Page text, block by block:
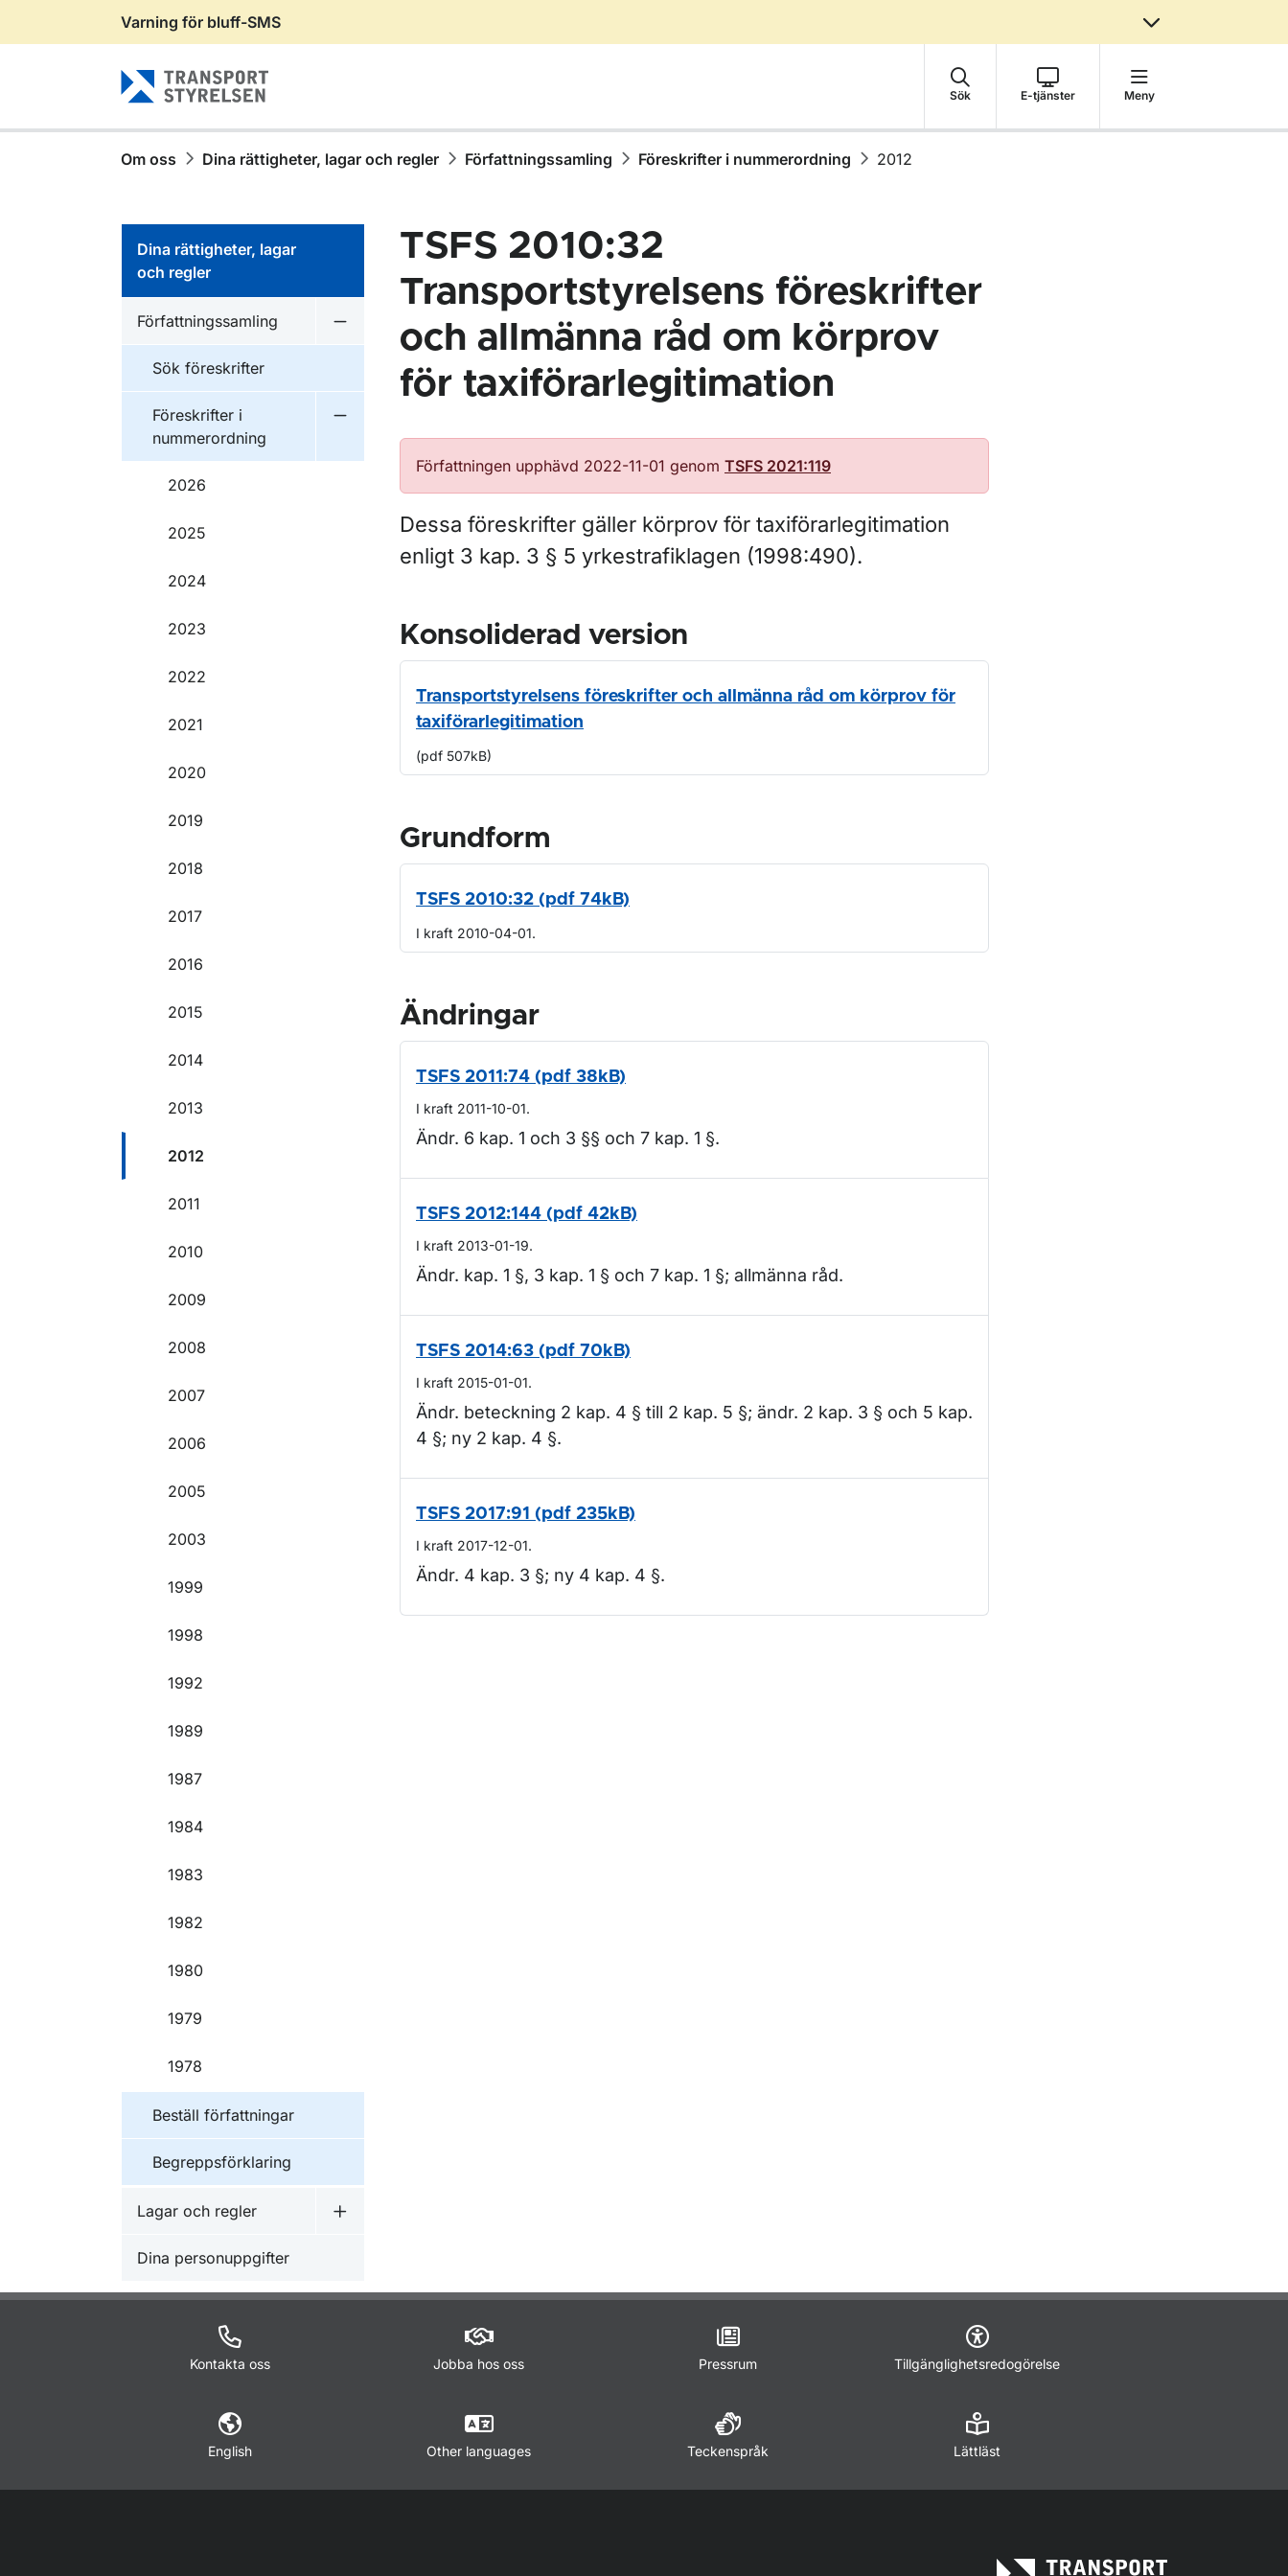
Gå till sidans innehåll
Varning för bluff-SMS
Sök E-tjänster Meny
Om oss Dina rättigheter, lagar och regler Författningssamling Föreskrifter i nummerordning 2012
Dina rättigheter, lagar
och regler
Författningssamling
Undermeny för Författningssamling
Sök föreskrifter
Föreskrifter i
nummerordning
2026
2025
2024
2023
2022
2021
2020
2019
2018
2017
2016
2015
2014
2013
2012
2011
2010
2009
2008
2007
2006
2005
2003
1999
1998
1992
1989
1987
1984
1983
1982
1980
1979
1978
Beställ författningar
Begreppsförklaring
Lagar och regler
Undermeny för Lagar och regler
Dina personuppgifter
TSFS 2010:32
Transportstyrelsens föreskrifter
och allmänna råd om körprov
för taxiförarlegitimation
Författningen upphävd 2022-11-01 genom TSFS 2021:119
Dessa föreskrifter gäller körprov för taxiförarlegitimation
enligt 3 kap. 3 § 5 yrkestrafiklagen (1998:490).
Konsoliderad version
Transportstyrelsens föreskrifter och allmänna råd om körprov för
taxiförarlegitimation
(pdf 507kB)
Grundform
TSFS 2010:32 (pdf 74kB)
I kraft 2010-04-01.
Ändringar
TSFS 2011:74 (pdf 38kB)
I kraft 2011-10-01.
Ändr. 6 kap. 1 och 3 §§ och 7 kap. 1 §.
TSFS 2012:144 (pdf 42kB)
I kraft 2013-01-19.
Ändr. kap. 1 §, 3 kap. 1 § och 7 kap. 1 §; allmänna råd.
TSFS 2014:63 (pdf 70kB)
I kraft 2015-01-01.
Ändr. beteckning 2 kap. 4 § till 2 kap. 5 §; ändr. 2 kap. 3 § och 5 kap.
4 §; ny 2 kap. 4 §.
TSFS 2017:91 (pdf 235kB)
I kraft 2017-12-01.
Ändr. 4 kap. 3 §; ny 4 kap. 4 §.
Kontakta oss Jobba hos oss Pressrum Tillgänglighetsredogörelse
English Other languages Teckenspråk Lättläst